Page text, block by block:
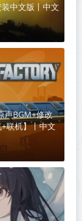
中文版丨中文
声BGM+修改
联机】丨中文